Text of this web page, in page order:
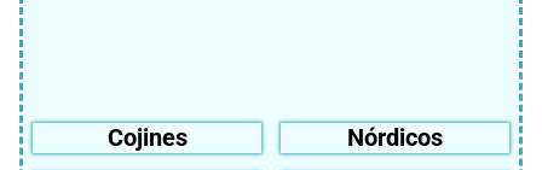
Cojines
Nórdicos